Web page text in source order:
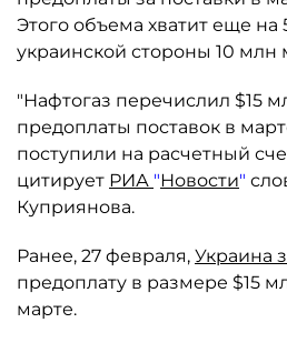
Этого объема хватит еще на
украинской стороны 10 млн
"Нафтогаз перечислил $15
предоплаты поставок в
поступили на расчетный
цитирует РИА "Новости"
Куприянова.
Ранее, 27 февраля, Украина
предоплату в размере $15
марте.